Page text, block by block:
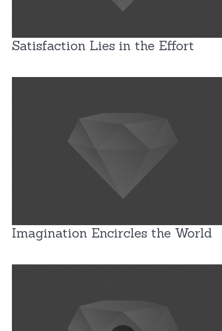
Satisfaction Lies in the Effort
Imagination Encircles the World